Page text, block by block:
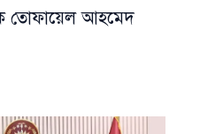
তোফায়েল আহমেদ